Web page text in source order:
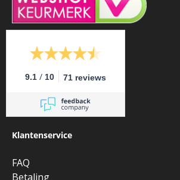
9.1 / 10 71 reviews
Klantenservice
FAQ
Betaling